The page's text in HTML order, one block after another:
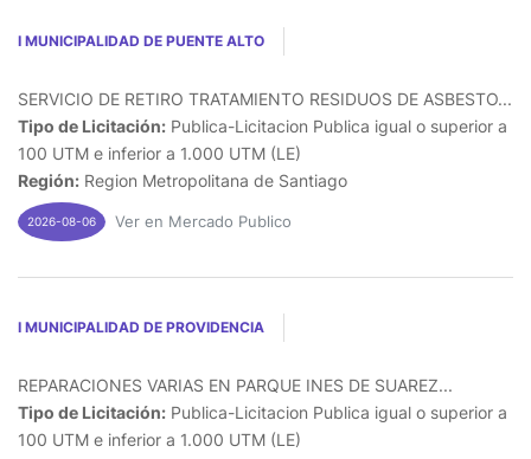
I MUNICIPALIDAD DE PUENTE ALTO
SERVICIO DE RETIRO TRATAMIENTO RESIDUOS DE ASBESTO...
Tipo de Licitación: Publica-Licitacion Publica igual o superior a
100 UTM e inferior a 1.000 UTM (LE)
Región: Region Metropolitana de Santiago
2026-08-06 Ver en Mercado Publico
I MUNICIPALIDAD DE PROVIDENCIA
REPARACIONES VARIAS EN PARQUE INES DE SUAREZ...
Tipo de Licitación: Publica-Licitacion Publica igual o superior a
100 UTM e inferior a 1.000 UTM (LE)